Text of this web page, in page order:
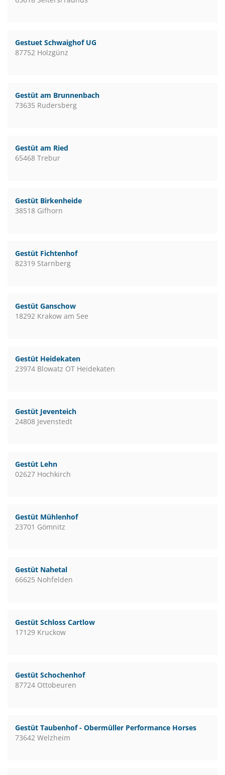
Gestuet Schwaighof UG
87752 Holzgünz
Gestüt am Brunnenbach
73635 Rudersberg
Gestüt am Ried
65468 Trebur
Gestüt Birkenheide
38518 Gifhorn
Gestüt Fichtenhof
82319 Starnberg
Gestüt Ganschow
18292 Krakow am See
Gestüt Heidekaten
23974 Blowatz OT Heidekaten
Gestüt Jeventeich
24808 Jevenstedt
Gestüt Lehn
02627 Hochkirch
Gestüt Mühlenhof
23701 Gömnitz
Gestüt Nahetal
66625 Nohfelden
Gestüt Schloss Cartlow
17129 Kruckow
Gestüt Schochenhof
87724 Ottobeuren
Gestüt Taubenhof - Obermüller Performance Horses
73642 Welzheim